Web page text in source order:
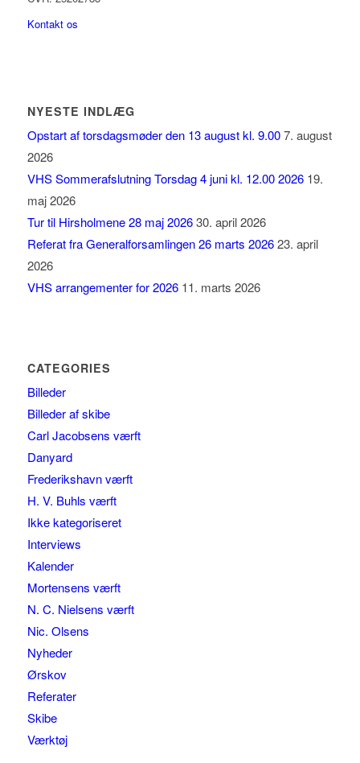
Kontakt os
NYESTE INDLÆG
Opstart af torsdagsmøder den 13 august kl. 9.00 7. august
2026
VHS Sommerafslutning Torsdag 4 juni kl. 12.00 2026 19.
maj 2026
Tur til Hirsholmene 28 maj 2026 30. april 2026
Referat fra Generalforsamlingen 26 marts 2026 23. april
2026
VHS arrangementer for 2026 11. marts 2026
CATEGORIES
Billeder
Billeder af skibe
Carl Jacobsens værft
Danyard
Frederikshavn værft
H. V. Buhls værft
Ikke kategoriseret
Interviews
Kalender
Mortensens værft
N. C. Nielsens værft
Nic. Olsens
Nyheder
Ørskov
Referater
Skibe
Værktøj